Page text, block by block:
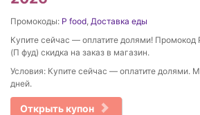
Промокоды: P food, Доставка еды
Купите сейчас — оплатите долями! Промокод
(П фуд) скидка на заказ в магазин.
Условия: Купите сейчас — оплатите долями.
дней.
Открыть купон